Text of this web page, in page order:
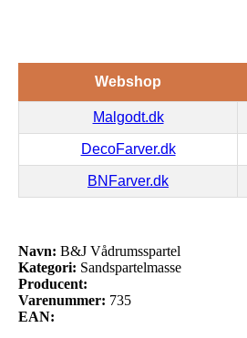
Webshop
Malgodt.dk
DecoFarver.dk
BNFarver.dk
Navn: B&J Vådrumsspartel
Kategori: Sandspartelmasse
Producent:
Varenummer: 735
EAN: